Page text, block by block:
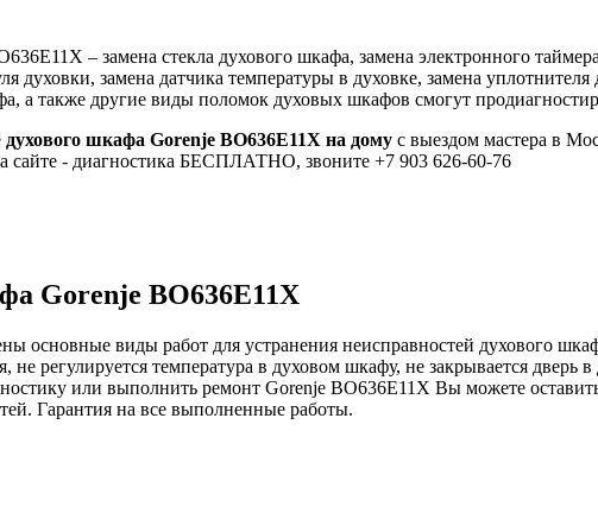
– замена стекла духового шкафа, замена электронного
духовки, замена датчика температуры в духовке, замена
а также другие виды поломок духовых шкафов смогут
духового шкафа Gorenje BO636E11X на дому с выездом мастера в
сайте - диагностика БЕСПЛАТНО, звоните +7 903 626-60-76
Gorenje BO636E11X
основные виды работ для устранения неисправностей духового
не регулируется температура в духовом шкафу, не закрывается
или выполнить ремонт Gorenje BO636E11X Вы можете
Гарантия на все выполненные работы.